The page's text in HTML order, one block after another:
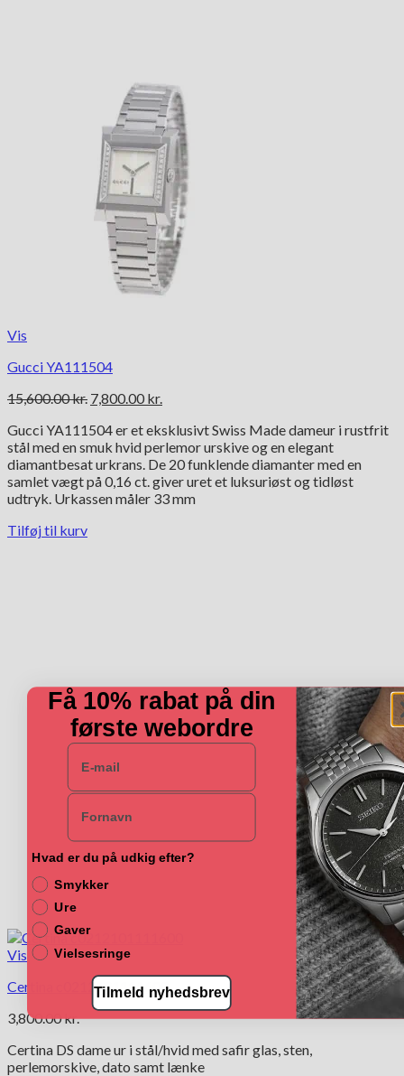
Vis
Gucci YA111504
15,600.00kr. Den
pris
var:
15,600.00 kr..
7,800.00 kr.
pris
er:
7,800.00 kr..
Gucci YA111504 er et eksklusivt Swiss Made dameur i rustfrit
stål med en smuk hvid perlemor urskive og en elegant
diamantbesat urkrans. De 20 funklende diamanter med en
samlet vægt på 0,16 ct. giver uret et luksuriøst og tidløst
udtryk. Urkassen måler 33 mm
Tilføj til kurv
Vis
Certina c0212101111600
3,800.00kr.
Certina DS dame ur i stål/hvid med safir glas, sten,
perlemorskive, dato samt lænke
Få 10% rabat på din
første webordre
E-mail
Navn
Hvad er du på udkig efter?
Smykker
Ure
Gaver
Vielsesringe
Tilmeld nyhedsbrev